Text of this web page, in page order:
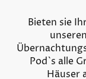
Bieten sie
Pod`s alle
Häuser